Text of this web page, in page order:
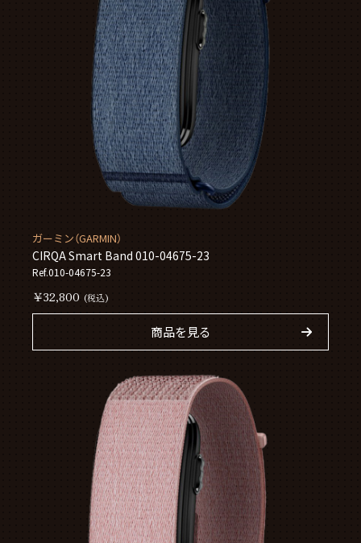
ガーミン（GARMIN）
CIRQA Smart Band 010-04675-23
Ref.010-04675-23
￥32,800 (税込)
商品を見る